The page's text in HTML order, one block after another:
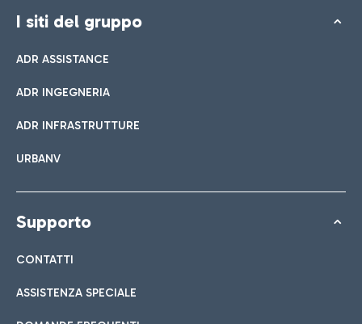
I siti del gruppo
ADR ASSISTANCE
ADR INGEGNERIA
ADR INFRASTRUTTURE
URBANV
Supporto
CONTATTI
ASSISTENZA SPECIALE